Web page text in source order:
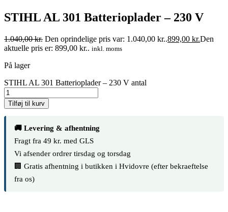
STIHL AL 301 Batterioplader – 230 V
1.040,00kr. Den oprindelige pris var: 1.040,00 kr..899,00 kr.Den
aktuelle pris er: 899,00 kr.. inkl. moms
På lager
STIHL AL 301 Batterioplader – 230 V antal
Tilføj til kurv
🚚 Levering & afhentning
Fragt fra 49 kr. med GLS
Vi afsender ordrer tirsdag og torsdag
🏢 Gratis afhentning i butikken i Hvidovre (efter bekraeftelse
fra os)